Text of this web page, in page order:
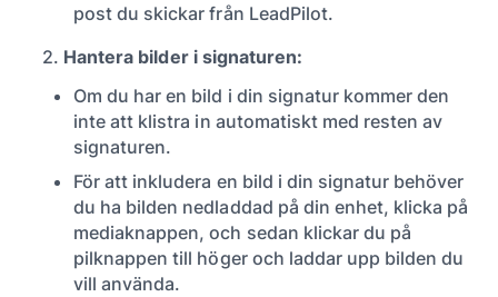
post du skickar från LeadPilot.
2. Hantera bilder i signaturen:
Om du har en bild i din signatur kommer den
inte att klistra in automatiskt med resten av
signaturen.
För att inkludera en bild i din signatur behöver
du ha bilden nedladdad på din enhet, klicka på
mediaknappen, och sedan klickar du på
pilknappen till höger och laddar upp bilden du
vill använda.